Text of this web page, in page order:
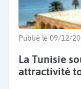
Publié le 09/12/
La Tunisie
attractivité